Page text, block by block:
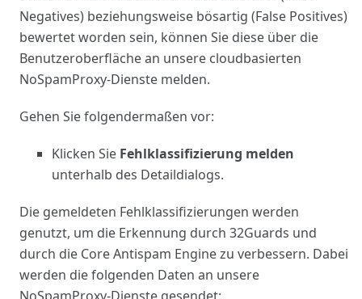
Negatives) beziehungsweise bösartig (False Positives)
bewertet worden sein, können Sie diese über die
Benutzeroberfläche an unsere cloudbasierten
NoSpamProxy-Dienste melden.
Gehen Sie folgendermaßen vor:
Klicken Sie Fehlklassifizierung melden
unterhalb des Detaildialogs.
Die gemeldeten Fehlklassifizierungen werden
genutzt, um die Erkennung durch 32Guards und
durch die Core Antispam Engine zu verbessern. Dabei
werden die folgenden Daten an unsere